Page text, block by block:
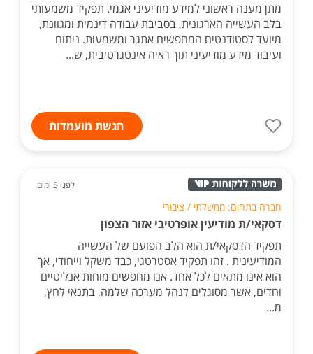
מתן מענה ראשוני למידע מודיעיני אגמי. תפקיד משמעותי
בלב העשייה הארגונית, בסביבת עבודה דינמית ומגוונת,
מיועד לסטודנטים המחפשים אתגר ומשמעות. ניתוח
ועיבוד מידע מודיעיני תוך ראיה אינטגרטיבית, ש...
הגשת מועמדות
לפני 5 ימים
חברה בתחום: ממשלתי / ציבורי
דסקאי/ת מודיעין אופרטיבי אזור הצפון
תפקיד הדסקאי/ת הוא הלב הפועם של העשייה
המודיעינית . זהו תפקיד אסטרטגי, כבד משקל וייחודי, אך
הוא אינו מתאים לכל אחד. אנו מחפשים מוחות אנליטיים
וחדים, אשר מסוגלים לנהל מערכה שלמה, בתנאי לחץ,
מ...